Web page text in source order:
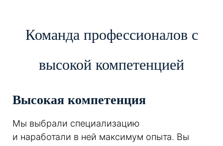
Команда профессионалов с
высокой компетенцией
Высокая компетенция
Мы выбрали специализацию
и наработали в ней максимум опыта. Вы